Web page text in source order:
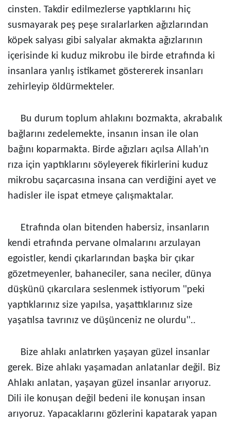
cinsten. Takdir edilmezlerse yaptıklarını hiç
susmayarak peş peşe sıralarlarken ağızlarından
köpek salyası gibi salyalar akmakta ağızlarının
içerisinde ki kuduz mikrobu ile birde etrafında ki
insanlara yanlış istikamet göstererek insanları
zehirleyip öldürmekteler.
Bu durum toplum ahlakını bozmakta, akrabalık
bağlarını zedelemekte, insanın insan ile olan
bağını koparmakta. Birde ağızları açılsa Allah'ın
rıza için yaptıklarını söyleyerek fikirlerini kuduz
mikrobu saçarcasına insana can verdiğini ayet ve
hadisler ile ispat etmeye çalışmaktalar.
Etrafında olan bitenden habersiz, insanların
kendi etrafında pervane olmalarını arzulayan
egoistler, kendi çıkarlarından başka bir çıkar
gözetmeyenler, bahaneciler, sana neciler, dünya
düşkünü çıkarcılara seslenmek istiyorum ''peki
yaptıklarınız size yapılsa, yaşattıklarınız size
yaşatılsa tavrınız ve düşünceniz ne olurdu''..
Bize ahlakı anlatırken yaşayan güzel insanlar
gerek. Bize ahlakı yaşamadan anlatanlar değil. Biz
Ahlakı anlatan, yaşayan güzel insanlar arıyoruz.
Dili ile konuşan değil bedeni ile konuşan insan
arıyoruz. Yapacaklarını gözlerini kapatarak yapan